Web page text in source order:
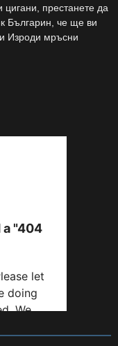
престанете да
Българин, че ще ви
Изроди мръсни